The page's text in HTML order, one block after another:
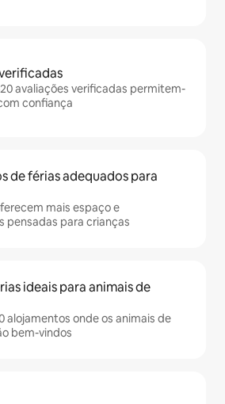
avaliações verificadas permitem-
confiança
de férias adequados para
mais espaço e
pensadas para crianças
ideais para animais de
alojamentos onde os animais de
bem-vindos